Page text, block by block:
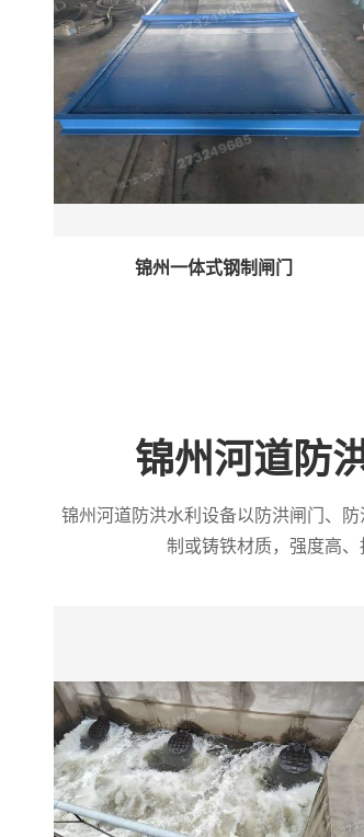
锦州一体式钢制闸门
锦州河道防
锦州河道防洪水利设备以防洪闸门、
制或铸铁材质，强度高